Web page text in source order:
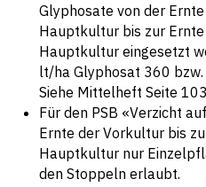
Glyphosate von der
Hauptkultur bis zur
Hauptkultur eingesetzt
lt/ha Glyphosat 360
Siehe Mittelheft Seite
Für den PSB «Verzicht
Ernte der Vorkultur bis
Hauptkultur nur
den Stoppeln erlaubt.